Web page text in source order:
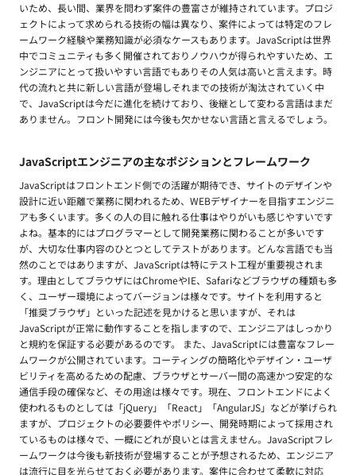
いため、長い間、業界を問わず案件の豊富さが維持されています。プロジ
ェクトによって求められる技術の幅は異なり、案件によっては特定のフレ
ームワーク経験や業務知識が必須なケースもあります。JavaScriptは世界
中でコミュニティも多く開催されておりノウハウが得られやすいため、エ
ンジニアにとって扱いやすい言語でもありその人気は高いと言えます。時
代の流れと共に新しい言語が登場しそれまでの技術が淘汰されていく中
で、JavaScriptは今だに進化を続けており、後継として変わる言語はまだ
ありません。フロント開発には今後も欠かせない言語と言えるでしょう。
JavaScriptエンジニアの主なポジションとフレームワーク
JavaScriptはフロントエンド側での活躍が期待でき、サイトのデザインや
設計に近い距離で業務に関われるため、WEBデザイナーを目指すエンジニ
アも多くいます。多くの人の目に触れる仕事はやりがいも感じやすいです
よね。基本的にはプログラマーとして開発業務に関わることが多いです
が、大切な仕事内容のひとつとしてテストがあります。どんな言語でも当
然のことではありますが、JavaScriptは特にテスト工程が重要視されま
す。理由としてブラウザにはChromeやIE、Safariなどブラウザの種類も多
く、ユーザー環境によってバージョンは様々です。サイトを利用すると
「推奨ブラウザ」といった記述を見かけると思いますが、それは
JavaScriptが正常に動作することを指しますので、エンジニアはしっかり
と規約を保証する必要があるのです。 また、JavaScriptには豊富なフレー
ムワークが公開されています。コーティングの簡略化やデザイン・ユーザ
ビリティを高めるための配慮、ブラウザとサーバー間の高速かつ安定的な
通信手段の確保など、その用途は様々です。現在、フロントエンドによく
使われるものとしては「jQuery」「React」「AngularJS」などが挙げられ
ますが、プロジェクトの必要要件やポリシー、開発時期によって採用され
ているものは様々で、一概にどれが良いとは言えません。JavaScriptフレ
ームワークは今後も新技術が登場することが予想されるため、エンジニア
は流行に目を光らせておく必要があります。案件に合わせて柔軟に対応